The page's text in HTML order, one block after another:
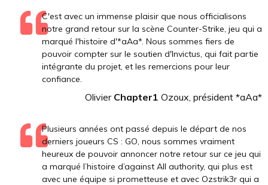
C'est avec un immense plaisir que nous officialisons
notre grand retour sur la scène Counter-Strike, jeu qui a
marqué l'histoire d'*aAa*. Nous sommes fiers de
pouvoir compter sur le soutien d'Invictus, qui fait partie
intégrante du projet, et les remercions pour leur
confiance.
Olivier Chapter1 Ozoux, président *aAa*
Plusieurs années ont passé depuis le départ de nos
derniers joueurs CS : GO, nous sommes vraiment
heureux de pouvoir annoncer notre retour sur ce jeu qui
a marqué l’histoire d’against All authority, qui plus est
avec une équipe si prometteuse et avec Ozstrik3r qui a